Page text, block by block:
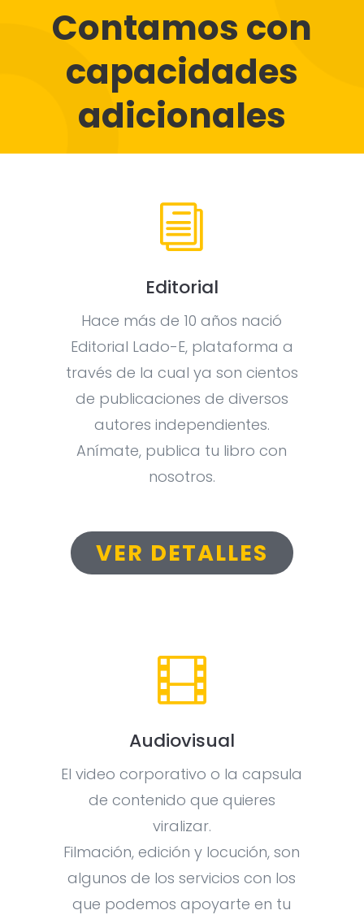
Contamos con
capacidades
adicionales
i
Editorial
Hace más de 10 años nació
Editorial Lado-E, plataforma a
través de la cual ya son cientos
de publicaciones de diversos
autores independientes.
Anímate, publica tu libro con
nosotros.
VER DETALLES

Audiovisual
El video corporativo o la capsula
de contenido que quieres
viralizar.
Filmación, edición y locución, son
algunos de los servicios con los
que podemos apoyarte en tu